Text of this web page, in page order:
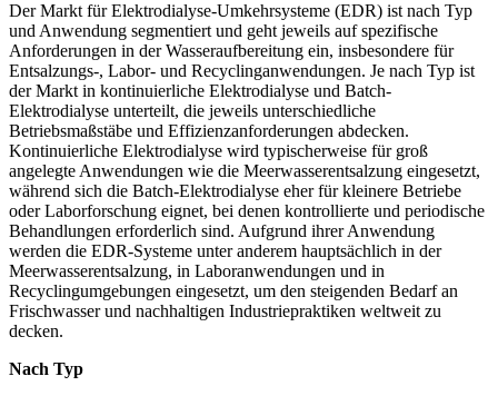
Der Markt für Elektrodialyse-Umkehrsysteme (EDR) ist nach Typ
und Anwendung segmentiert und geht jeweils auf spezifische
Anforderungen in der Wasseraufbereitung ein, insbesondere für
Entsalzungs-, Labor- und Recyclinganwendungen. Je nach Typ ist
der Markt in kontinuierliche Elektrodialyse und Batch-
Elektrodialyse unterteilt, die jeweils unterschiedliche
Betriebsmaßstäbe und Effizienzanforderungen abdecken.
Kontinuierliche Elektrodialyse wird typischerweise für groß
angelegte Anwendungen wie die Meerwasserentsalzung eingesetzt,
während sich die Batch-Elektrodialyse eher für kleinere Betriebe
oder Laborforschung eignet, bei denen kontrollierte und periodische
Behandlungen erforderlich sind. Aufgrund ihrer Anwendung
werden die EDR-Systeme unter anderem hauptsächlich in der
Meerwasserentsalzung, in Laboranwendungen und in
Recyclingumgebungen eingesetzt, um den steigenden Bedarf an
Frischwasser und nachhaltigen Industriepraktiken weltweit zu
decken.
Nach Typ